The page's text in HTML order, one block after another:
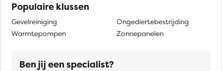
Populaire klussen
Gevelreiniging
Warmtepompen
Ongediertebestrijding
Zonnepanelen
Ben jij een specialist?